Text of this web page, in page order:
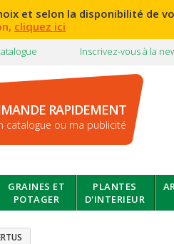
et selon la disponibilité de
cliquez ici
Inscrivez-vous à la
RAPIDEMENT
catalogue ou ma publicité
GRAINES ET
POTAGER
PLANTES
D'INTERIEUR